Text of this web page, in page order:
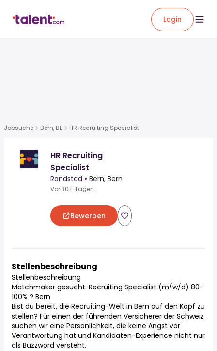
Login
Jobsuche Bern, BE HR Recruiting Specialist
HR Recruiting
Specialist
Randstad • Bern, Bern
Vor 30+ Tagen
Bewerben
Stellenbeschreibung
Stellenbeschreibung
Matchmaker gesucht: Recruiting Specialist (m/w/d) 80-
100% ? Bern
Bist du bereit, die Recruiting-Welt in Bern auf den Kopf zu
stellen? Für einen der führenden Versicherer der Schweiz
suchen wir eine Persönlichkeit, die keine Angst vor
Verantwortung hat und Kandidaten-Experience nicht nur
als Buzzword versteht.